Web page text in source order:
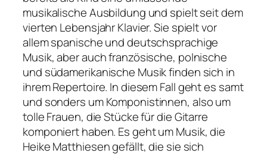
musikalische Ausbildung und spielt seit dem
vierten Lebensjahr Klavier. Sie spielt vor
allem spanische und deutschsprachige
Musik, aber auch französische, polnische
und südamerikanische Musik finden sich in
ihrem Repertoire. In diesem Fall geht es samt
und sonders um Komponistinnen, also um
tolle Frauen, die Stücke für die Gitarre
komponiert haben. Es geht um Musik, die
Heike Matthiesen gefällt, die sie sich